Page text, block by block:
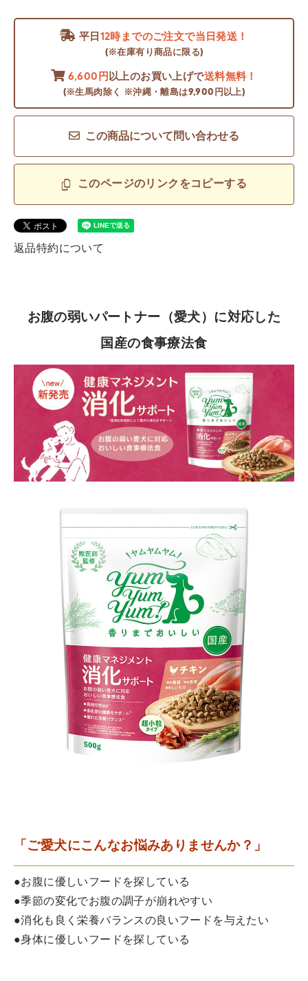
平日 12時までのご注文で当日発送！
(※在庫有り商品に限る)
6,600円 以上のお買い上げで送料無料！
(※生馬肉除く ※沖縄・離島は9,900円以上)
この商品について問い合わせる
このページのリンクをコピーする
返品特約について
お腹の弱いパートナー（愛犬）に対応した
国産の食事療法食
「ご愛犬にこんなお悩みありませんか？」
●お腹に優しいフードを探している
●季節の変化でお腹の調子が崩れやすい
●消化も良く栄養バランスの良いフードを与えたい
●身体に優しいフードを探している